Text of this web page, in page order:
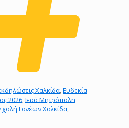
Χαλκίδα,Ευδοκία
2026,Ιερά Μητρόπολη
Γονέων Χαλκίδα,